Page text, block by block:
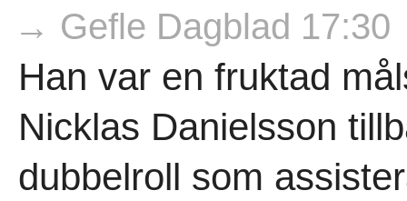
→ Gefle Dagblad 17:30
Han var en fruktad
Nicklas Danielsson
dubbelroll som